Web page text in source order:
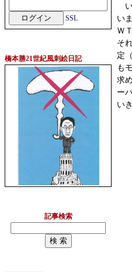
SSL
橋本勝21世紀風刺絵日記
記事検索
い
い
Ｗ
そ
定
も
求
ー
い